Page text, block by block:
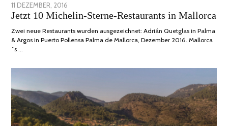
POSTED
ON
11 DEZEMBER, 2016
JUNI,
Jetzt 10 Michelin-Sterne-Restaurants in Mallorca
Zwei neue Restaurants wurden ausgezeichnet: Adrián Quetglas in Palma
& Argos in Puerto Pollensa Palma de Mallorca, Dezember 2016. Mallorca
´s …